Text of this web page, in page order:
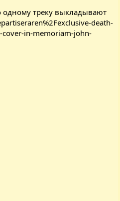
треку выкладывают
death-
cover-in-memoriam-john-